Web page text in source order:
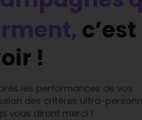
!
les performances de vos
des critères ultra-
vous diront merci !